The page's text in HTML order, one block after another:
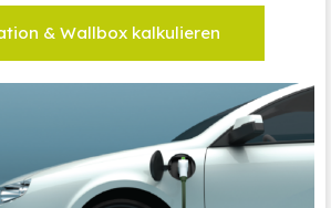
& Wallbox kalkulieren